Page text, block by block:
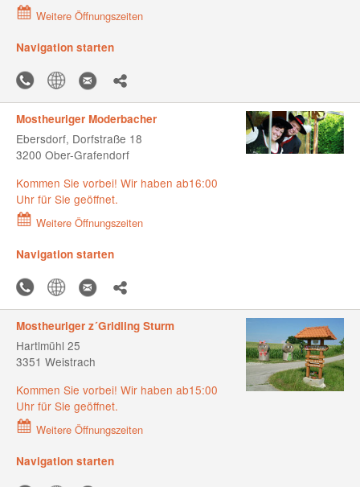
Weitere Öffnungszeiten
Navigation starten
Mostheuriger Moderbacher
Ebersdorf, Dorfstraße 18
3200 Ober-Grafendorf
Kommen Sie vorbei! Wir haben ab16:00
Uhr für Sie geöffnet.
Weitere Öffnungszeiten
Navigation starten
Mostheuriger z´Gridling Sturm
Hartlmühl 25
3351 Weistrach
Kommen Sie vorbei! Wir haben ab15:00
Uhr für Sie geöffnet.
Weitere Öffnungszeiten
Navigation starten